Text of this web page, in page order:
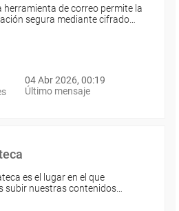
herramienta de correo permite la
segura mediante cifrado…
04 Abr 2026, 00:19
Último mensaje
es el lugar en el que
subir nuestras contenidos…